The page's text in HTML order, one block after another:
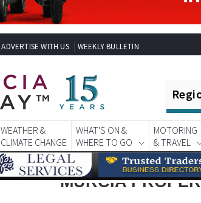
ADVERTISE WITH US WEEKLY BULLETIN
WEATHER &
CLIMATE CHANGE
WHAT'S ON &
WHERE TO GO
MOTORING
& TRAVEL
MURCIA